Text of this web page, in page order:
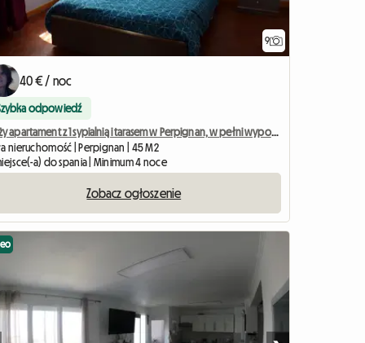
9
40 € / noc
odpowiedź
Duży apartament z 1 sypialnią i tarasem w Perpignan, w pełni wyposażony
nieruchomość | Perpignan | 45 M2
a) do spania | Minimum 4 noce
Zobacz ogłoszenie